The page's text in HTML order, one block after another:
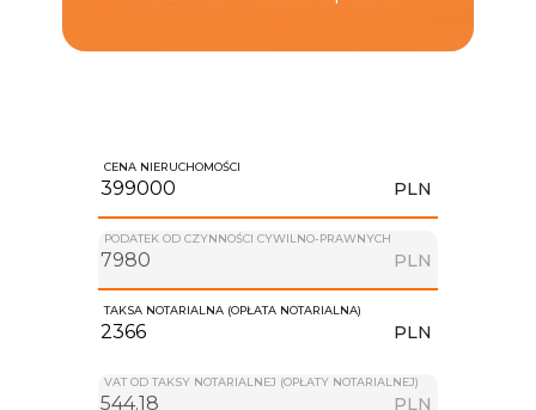
CENA NIERUCHOMOŚCI
PLN
PODATEK OD CZYNNOŚCI CYWILNO-PRAWNYCH
PLN
TAKSA NOTARIALNA (OPŁATA NOTARIALNA)
PLN
VAT OD TAKSY NOTARIALNEJ (OPŁATY NOTARIALNEJ)
PLN